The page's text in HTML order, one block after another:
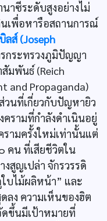
าซีระดับสูงอย่างไม่
เพื่อหารือสถานการณ์
ลส์ (Joseph
กระทรวงภูมิปัญญา
มพันธ์ (Reich
and Propaganda)
วนที่เกี่ยวกับปัญหายิว
ครามที่กำลังดำเนินอยู่
รามครั้งใหม่เท่านั้นแต่
คน ที่เสียชีวิตใน
สูญเปล่า จักรวรรดิ
บไม้ผลิหน้า” และ
ลง ความเห็นของฮิต
ดขึ้นมีเป้าหมายที่